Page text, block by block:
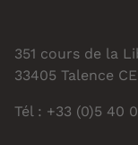
351 cours de la
33405 Talence
Tél : +33 (0)5 40